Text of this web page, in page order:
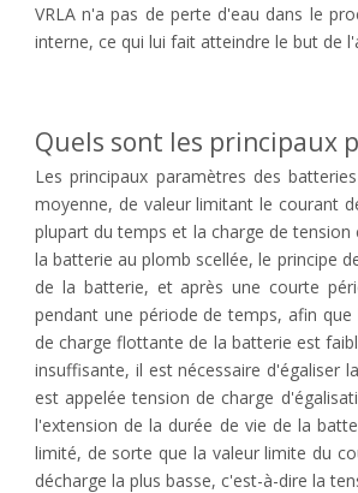
VRLA n'a pas de perte d'eau dans le
interne, ce qui lui fait atteindre le but de
Quels sont les principaux
Les principaux paramètres des
moyenne, de valeur limitant le courant
plupart du temps et la charge de
la batterie au plomb scellée, le principe
de la batterie, et après une courte
pendant une période de temps, afin
de charge flottante de la batterie est
insuffisante, il est nécessaire d'égaliser
est appelée tension de charge
l'extension de la durée de vie de la
limité, de sorte que la valeur limite du
décharge la plus basse, c'est-à-dire la